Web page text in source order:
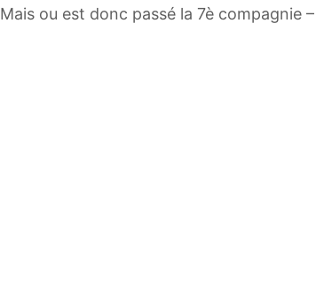
Mais ou est donc passé la 7è compagnie